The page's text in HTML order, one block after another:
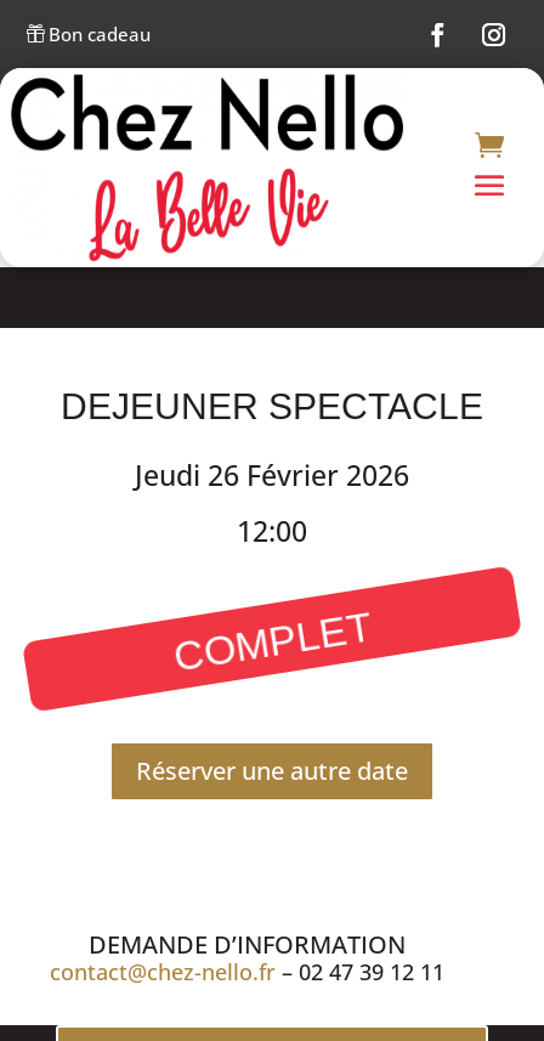
Bon cadeau
DEJEUNER SPECTACLE
Jeudi 26 Février 2026
12:00
COMPLET
Réserver une autre date
DEMANDE D’INFORMATION
contact@chez-nello.fr – 02 47 39 12 11